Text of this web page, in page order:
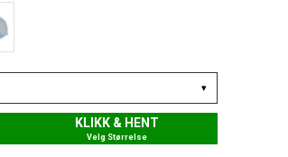
▾
KLIKK & HENT
Velg Størrelse